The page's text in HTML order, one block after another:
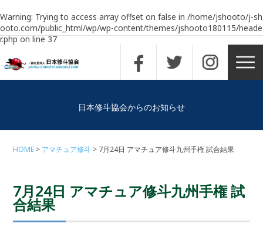
Warning: Trying to access array offset on false in /home/jshooto/j-sh
ooto.com/public_html/wp/wp-content/themes/jshooto180115/heade
r.phpon line37
日本修斗協会からのお知らせ
HOME アマチュア修斗 7月24日 アマチュア修斗九州手権 試合結果
7月24日 アマチュア修斗九州手権 試
合結果